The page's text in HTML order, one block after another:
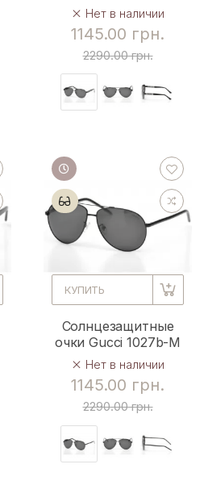
Нет в наличии
1145.00 грн.
2290.00 грн.
КУПИТЬ
Солнцезащитные
очки Gucci 1027b-M
Нет в наличии
1145.00 грн.
2290.00 грн.